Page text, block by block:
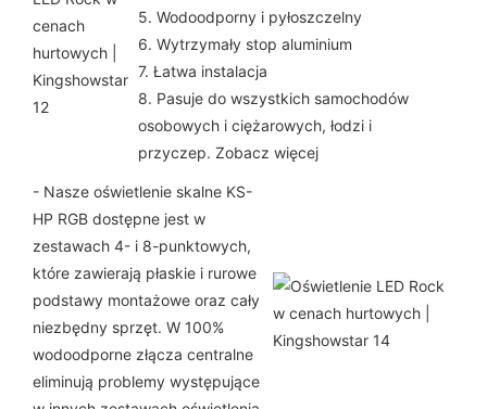
5. Wodoodporny i pyłoszczelny
6. Wytrzymały stop aluminium
7. Łatwa instalacja
8. Pasuje do wszystkich samochodów
osobowych i ciężarowych, łodzi i
przyczep. Zobacz więcej
- Nasze oświetlenie skalne KS-
HP RGB dostępne jest w
zestawach 4- i 8-punktowych,
które zawierają płaskie i rurowe
podstawy montażowe oraz cały
niezbędny sprzęt. W 100%
wodoodporne złącza centralne
eliminują problemy występujące